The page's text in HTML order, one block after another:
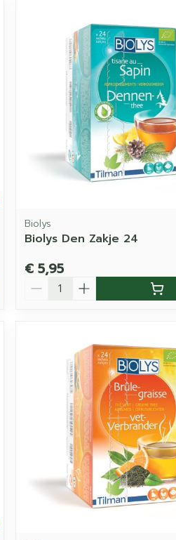
aan te passen.
Biolys
Biolys Den Zakje 24
€ 5,95
Aantal